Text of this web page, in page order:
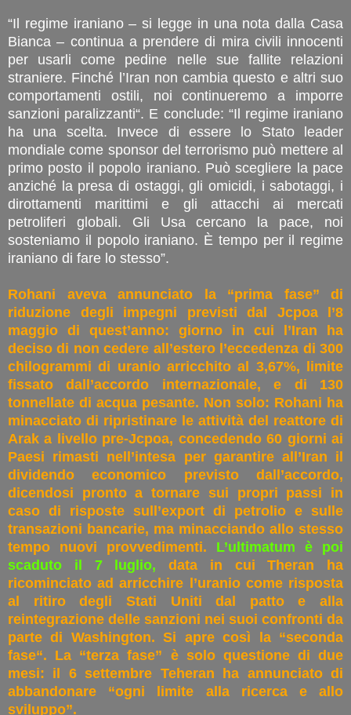
“Il regime iraniano – si legge in una nota dalla Casa
Bianca – continua a prendere di mira civili innocenti
per usarli come pedine nelle sue fallite relazioni
straniere. Finché l’Iran non cambia questo e altri suo
comportamenti ostili, noi continueremo a imporre
sanzioni paralizzanti“. E conclude: “Il regime iraniano
ha una scelta. Invece di essere lo Stato leader
mondiale come sponsor del terrorismo può mettere al
primo posto il popolo iraniano. Può scegliere la pace
anziché la presa di ostaggi, gli omicidi, i sabotaggi, i
dirottamenti marittimi e gli attacchi ai mercati
petroliferi globali. Gli Usa cercano la pace, noi
sosteniamo il popolo iraniano. È tempo per il regime
iraniano di fare lo stesso”.
Rohani aveva annunciato la “prima fase” di
riduzione degli impegni previsti dal Jcpoa l’8
maggio di quest’anno: giorno in cui l’Iran ha
deciso di non cedere all’estero l’eccedenza di 300
chilogrammi di uranio arricchito al 3,67%, limite
fissato dall’accordo internazionale, e di 130
tonnellate di acqua pesante. Non solo: Rohani ha
minacciato di ripristinare le attività del reattore di
Arak a livello pre-Jcpoa, concedendo 60 giorni ai
Paesi rimasti nell’intesa per garantire all’Iran il
dividendo economico previsto dall’accordo,
dicendosi pronto a tornare sui propri passi in
caso di risposte sull’export di petrolio e sulle
transazioni bancarie, ma minacciando allo stesso
tempo nuovi provvedimenti. L’ultimatum è poi
scaduto il 7 luglio, data in cui Theran ha
ricominciato ad arricchire l’uranio come risposta
al ritiro degli Stati Uniti dal patto e alla
reintegrazione delle sanzioni nei suoi confronti da
parte di Washington. Si apre così la “seconda
fase“. La “terza fase” è solo questione di due
mesi: il 6 settembre Teheran ha annunciato di
abbandonare “ogni limite alla ricerca e allo
sviluppo”.